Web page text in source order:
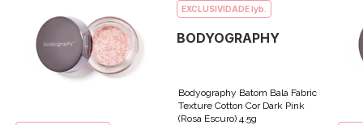
EXCLUSIVIDADE lyb.
BODYOGRAPHY
Bodyography Batom Bala Fabric
Texture Cotton Cor Dark Pink
(Rosa Escuro) 4.5g